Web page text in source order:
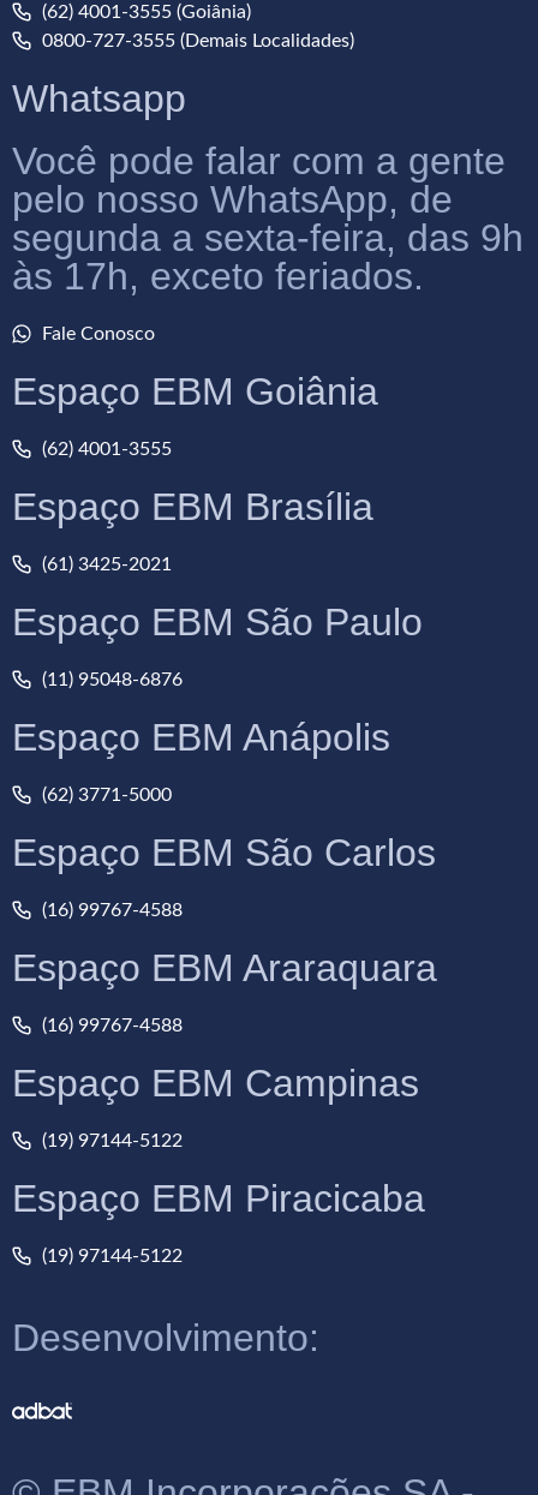
(62) 4001-3555 (Goiânia)
0800-727-3555 (Demais Localidades)
Whatsapp
Você pode falar com a gente
pelo nosso WhatsApp, de
segunda a sexta-feira, das 9h
às 17h, exceto feriados.
Fale Conosco
Espaço EBM Goiânia
(62) 4001-3555
Espaço EBM Brasília
(61) 3425-2021
Espaço EBM São Paulo
(11) 95048-6876
Espaço EBM Anápolis
(62) 3771-5000
Espaço EBM São Carlos
(16) 99767-4588
Espaço EBM Araraquara
(16) 99767-4588
Espaço EBM Campinas
(19) 97144-5122
Espaço EBM Piracicaba
(19) 97144-5122
Desenvolvimento: